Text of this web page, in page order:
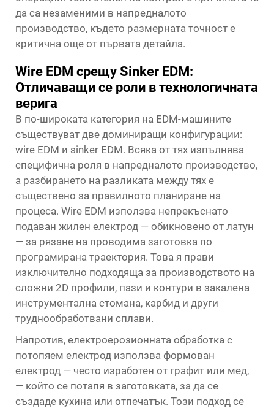
да са незаменими в напредналото
производство, където размерната точност е
критична още от първата детайла.
Wire EDM срещу Sinker EDM:
Отличаващи се роли в технологичната
верига
В по-широката категория на EDM-машините
съществуват две доминиращи конфигурации:
wire EDM и sinker EDM. Всяка от тях изпълнява
специфична роля в напредналото производство,
а разбирането на разликата между тях е
съществено за правилното планиране на
процеса. Wire EDM използва непрекъснато
подаван жилен електрод — обикновено от латун
— за рязане на проводима заготовка по
програмирана траектория. Това я прави
изключително подходяща за производството на
сложни 2D профили, пази и контури в закалена
инструментална стомана, карбид и други
труднообработвани сплави.
Напротив, електроерозионната обработка с
потопяем електрод използва формован
електрод — често изработен от графит или мед,
— който се потапя в заготовката, за да се
създаде кухина или отпечатък. Този подход се